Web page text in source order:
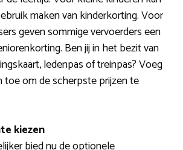
maken van kinderkorting. Voor
geven sommige vervoerders een
Ben jij in het bezit van
ledenpas of treinpas? Voeg
toe om de scherpste prijzen te
kiezen
bied nu de optionele